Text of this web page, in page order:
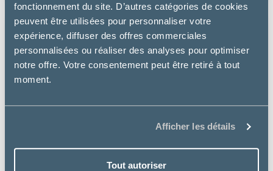
fonctionnement du site. D’autres catégories de cookies
peuvent être utilisées pour personnaliser votre
expérience, diffuser des offres commerciales
personnalisées ou réaliser des analyses pour optimiser
notre offre. Votre consentement peut être retiré à tout
moment.
Afficher les détails
Tout autoriser